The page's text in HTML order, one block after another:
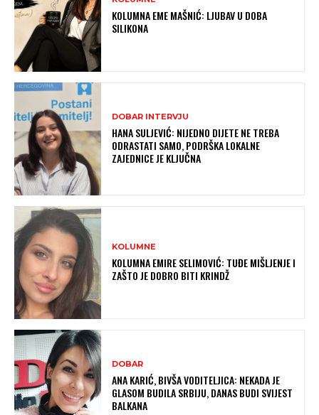
KOLUMNA EME MAŠNIĆ: LJUBAV U DOBA
SILIKONA
DOBAR INTERVJU
HANA SULJEVIĆ: NIJEDNO DIJETE NE TREBA
ODRASTATI SAMO, PODRŠKA LOKALNE
ZAJEDNICE JE KLJUČNA
KOLUMNE
KOLUMNA EMIRE SELIMOVIĆ: TUĐE MIŠLJENJE I
ZAŠTO JE DOBRO BITI KRINDŽ
DOBAR
ANA KARIĆ, BIVŠA VODITELJICA: NEKADA JE
GLASOM BUDILA SRBIJU, DANAS BUDI SVIJEST
BALKANA